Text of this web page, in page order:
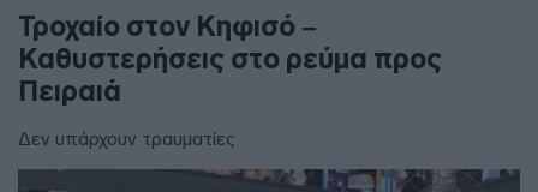
Τροχαίο στον Κηφισό –
Καθυστερήσεις στο ρεύμα προς
Πειραιά
Δεν υπάρχουν τραυματίες